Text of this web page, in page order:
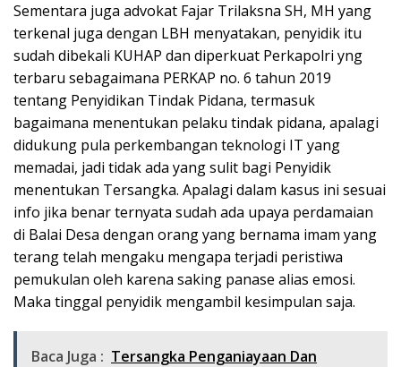
Sementara juga advokat Fajar Trilaksna SH, MH yang
terkenal juga dengan LBH menyatakan, penyidik itu
sudah dibekali KUHAP dan diperkuat Perkapolri yng
terbaru sebagaimana PERKAP no. 6 tahun 2019
tentang Penyidikan Tindak Pidana, termasuk
bagaimana menentukan pelaku tindak pidana, apalagi
didukung pula perkembangan teknologi IT yang
memadai, jadi tidak ada yang sulit bagi Penyidik
menentukan Tersangka. Apalagi dalam kasus ini sesuai
info jika benar ternyata sudah ada upaya perdamaian
di Balai Desa dengan orang yang bernama imam yang
terang telah mengaku mengapa terjadi peristiwa
pemukulan oleh karena saking panase alias emosi.
Maka tinggal penyidik mengambil kesimpulan saja.
Baca Juga : Tersangka Penganiayaan Dan